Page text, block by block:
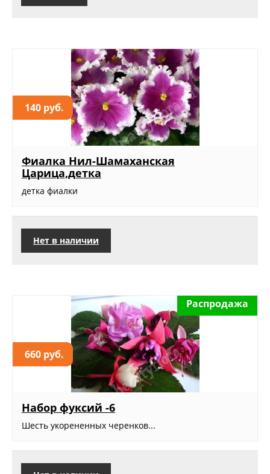
140 руб.
Фиалка Нил-Шамаханская
Царица,детка
детка фиалки
Нет в наличии
660 руб.
Распродажа
Набор фуксий -6
Шесть укорененных черенков...